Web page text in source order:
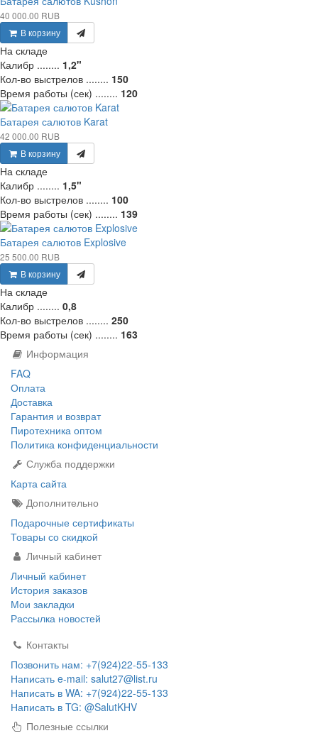
40 000.00 RUB
В корзину
На складе
Калибр ........ 1,2"
Кол-во выстрелов ........ 150
Время работы (сек) ........ 120
Батарея салютов Karat
42 000.00 RUB
В корзину
На складе
Калибр ........ 1,5"
Кол-во выстрелов ........ 100
Время работы (сек) ........ 139
Батарея салютов Explosive
25 500.00 RUB
В корзину
На складе
Калибр ........ 0,8
Кол-во выстрелов ........ 250
Время работы (сек) ........ 163
Информация
FAQ
Оплата
Доставка
Гарантия и возврат
Пиротехника оптом
Политика конфиденциальности
Служба поддержки
Карта сайта
Дополнительно
Подарочные сертификаты
Товары со скидкой
Личный кабинет
Личный кабинет
История заказов
Мои закладки
Рассылка новостей
Контакты
Позвонить нам: +7(924)22-55-133
Написать e-mail: salut27@list.ru
Написать в WA: +7(924)22-55-133
Написать в TG: @SalutKHV
Полезные ссылки